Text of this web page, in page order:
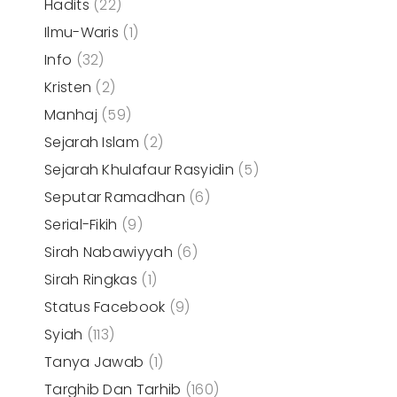
Hadits (22)
Ilmu-Waris (1)
Info (32)
Kristen (2)
Manhaj (59)
Sejarah Islam (2)
Sejarah Khulafaur Rasyidin (5)
Seputar Ramadhan (6)
Serial-Fikih (9)
Sirah Nabawiyyah (6)
Sirah Ringkas (1)
Status Facebook (9)
Syiah (113)
Tanya Jawab (1)
Targhib Dan Tarhib (160)